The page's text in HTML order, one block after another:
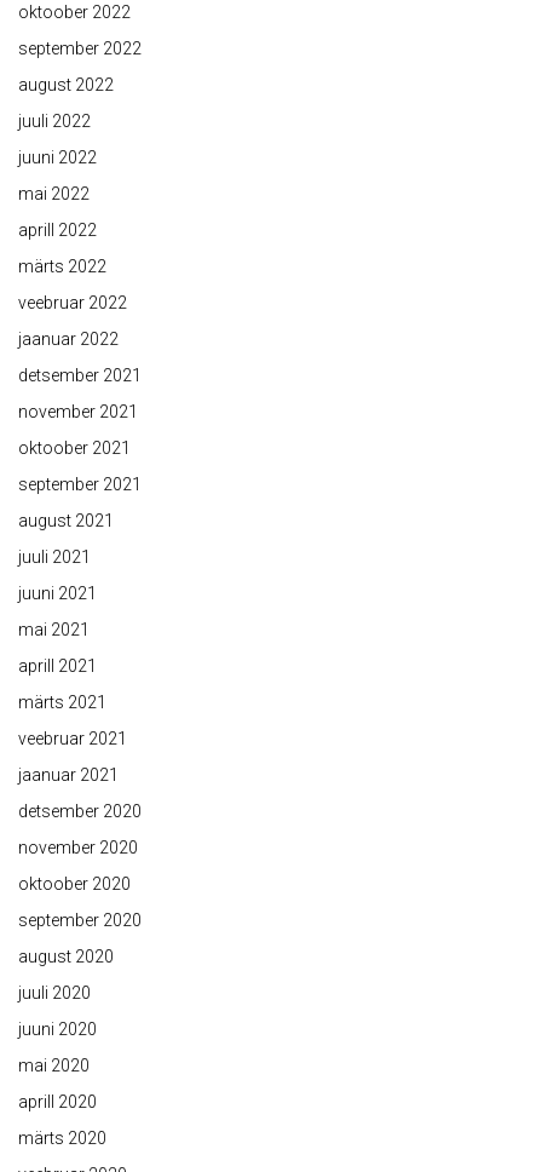
oktoober 2022
september 2022
august 2022
juuli 2022
juuni 2022
mai 2022
aprill 2022
märts 2022
veebruar 2022
jaanuar 2022
detsember 2021
november 2021
oktoober 2021
september 2021
august 2021
juuli 2021
juuni 2021
mai 2021
aprill 2021
märts 2021
veebruar 2021
jaanuar 2021
detsember 2020
november 2020
oktoober 2020
september 2020
august 2020
juuli 2020
juuni 2020
mai 2020
aprill 2020
märts 2020